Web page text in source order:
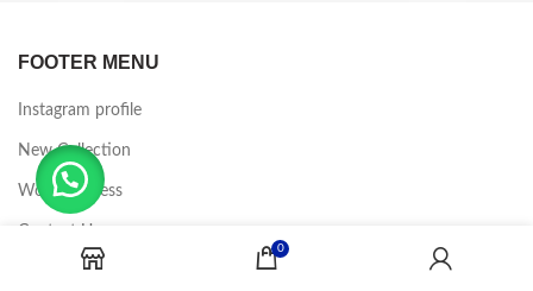
FOOTER MENU
Instagram profile
New Collection
Woman Dress
Contact Us
Latest News
0